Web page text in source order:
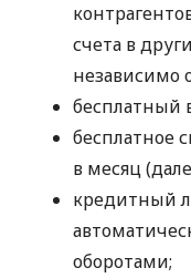
счета в
независимо
бесплатный
бесплатное
в месяц
кредитный
оборотами;